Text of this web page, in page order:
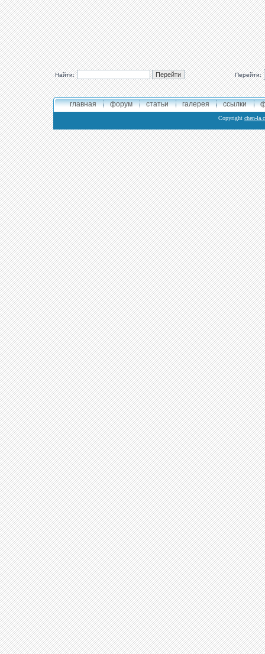
Найти: Перейти:
главная форум статьи галерея ссылки
Copyright chen-